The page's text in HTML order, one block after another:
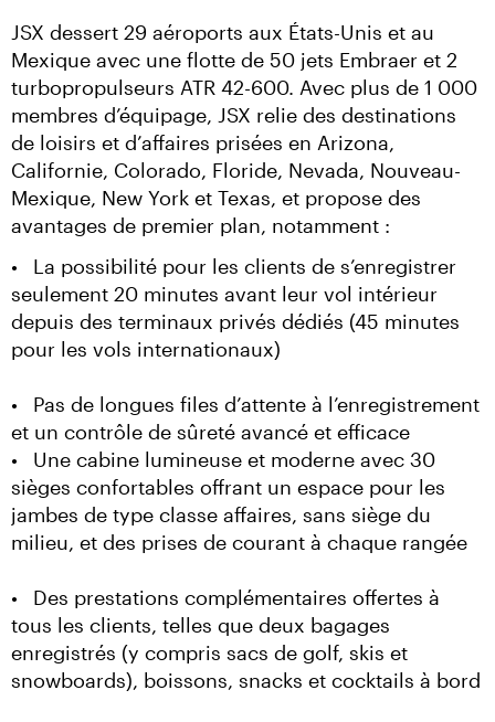
JSX dessert 29 aéroports aux États-Unis et au
Mexique avec une flotte de 50 jets Embraer et 2
turbopropulseurs ATR 42-600. Avec plus de 1 000
membres d’équipage, JSX relie des destinations
de loisirs et d’affaires prisées en Arizona,
Californie, Colorado, Floride, Nevada, Nouveau-
Mexique, New York et Texas, et propose des
avantages de premier plan, notamment :
•	La possibilité pour les clients de s’enregistrer
seulement 20 minutes avant leur vol intérieur
depuis des terminaux privés dédiés (45 minutes
pour les vols internationaux)
•	Pas de longues files d’attente à l’enregistrement
et un contrôle de sûreté avancé et efficace
•	Une cabine lumineuse et moderne avec 30
sièges confortables offrant un espace pour les
jambes de type classe affaires, sans siège du
milieu, et des prises de courant à chaque rangée
•	Des prestations complémentaires offertes à
tous les clients, telles que deux bagages
enregistrés (y compris sacs de golf, skis et
snowboards), boissons, snacks et cocktails à bord